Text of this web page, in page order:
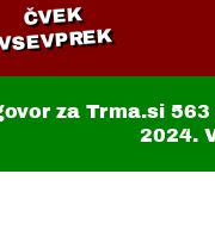
ČVEK
za Trma.si 563
2024.